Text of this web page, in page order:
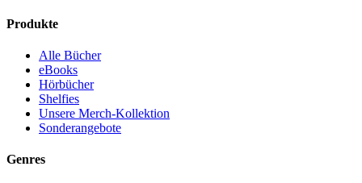
Produkte
Alle Bücher
eBooks
Hörbücher
Shelfies
Unsere Merch-Kollektion
Sonderangebote
Genres